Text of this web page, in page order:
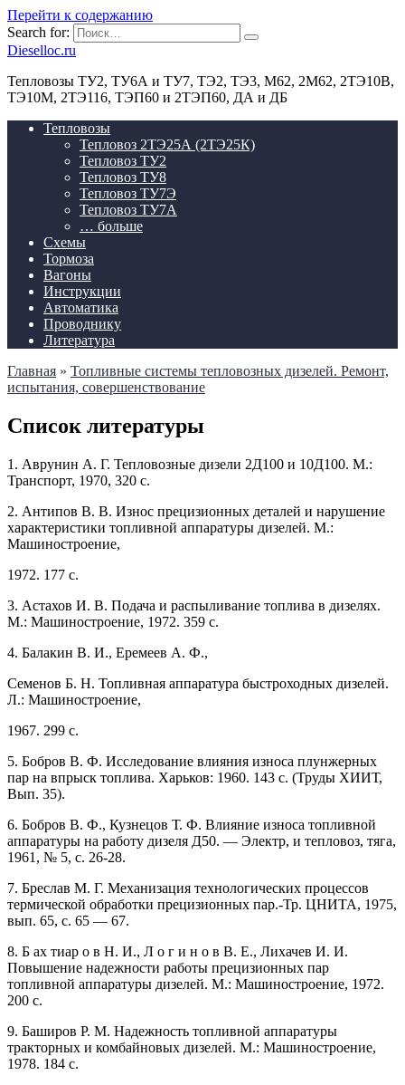
Перейти к содержанию
Search for:
Dieselloc.ru
Тепловозы ТУ2, ТУ6А и ТУ7, ТЭ2, ТЭ3, М62, 2М62, 2ТЭ10В,
ТЭ10М, 2ТЭ116, ТЭП60 и 2ТЭП60, ДА и ДБ
Тепловозы
Тепловоз 2ТЭ25А (2ТЭ25К)
Тепловоз ТУ2
Тепловоз ТУ8
Тепловоз ТУ7Э
Тепловоз ТУ7А
… больше
Схемы
Тормоза
Вагоны
Инструкции
Автоматика
Проводнику
Литература
Главная » Топливные системы тепловозных дизелей. Ремонт,
испытания, совершенствование
Список литературы
1. Аврунин А. Г. Тепловозные дизели 2Д100 и 10Д100. М.:
Транспорт, 1970, 320 с.
2. Антипов В. В. Износ прецизионных деталей и нарушение
характеристики топливной аппаратуры дизелей. М.:
Машиностроение,
1972. 177 с.
3. Астахов И. В. Подача и распыливание топлива в дизелях.
М.: Машиностроение, 1972. 359 с.
4. Балакин В. И., Еремеев А. Ф.,
Семенов Б. Н. Топливная аппаратура быстроходных дизелей.
Л.: Машиностроение,
1967. 299 с.
5. Бобров В. Ф. Исследование влияния износа плунжерных
пар на впрыск топлива. Харьков: 1960. 143 с. (Труды ХИИТ,
Вып. 35).
6. Бобров В. Ф., Кузнецов Т. Ф. Влияние износа топливной
аппаратуры на работу дизеля Д50. — Электр, и тепловоз, тяга,
1961, № 5, с. 26-28.
7. Бреслав М. Г. Механизация технологических процессов
термической обработки прецизионных пар.-Тр. ЦНИТА, 1975,
вып. 65, с. 65 — 67.
8. Б ах тиар о в Н. И., Л о г и н о в В. Е., Лихачев И. И.
Повышение надежности работы прецизионных пар
топливной аппаратуры дизелей. М.: Машиностроение, 1972.
200 с.
9. Баширов Р. М. Надежность топливной аппаратуры
тракторных и комбайновых дизелей. М.: Машиностроение,
1978. 184 с.